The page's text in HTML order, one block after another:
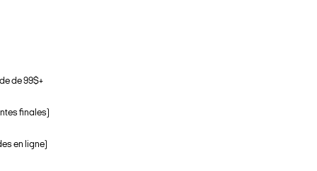
de 99$+
finales)
en ligne)